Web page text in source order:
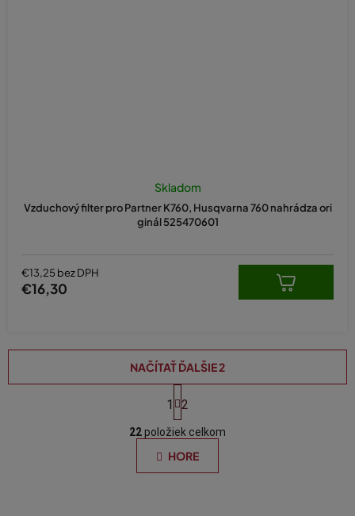
Vzduchový filter pro Partner K760, Husqvarna 760 nahrádza ori
ginál 525470601
Skladom
€13,25 bez DPH
€16,30
O
v
l
á
NAČÍTAŤ ĎALŠIE 2
S
t
r
á
n
k
o
1 2
22položiek celkom
HORE